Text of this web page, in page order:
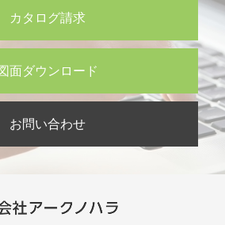
カタログ請求
面ダウンロード
お問い合わせ